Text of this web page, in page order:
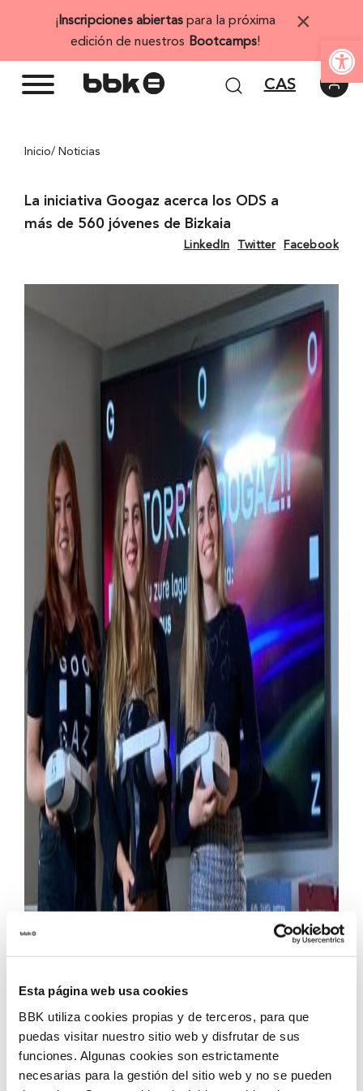
Abrir
Esta página web usa cookies
BBK utiliza cookies propias y de terceros, para que
puedas visitar nuestro sitio web y disfrutar de sus
funciones. Algunas cookies son estrictamente
necesarias para la gestión del sitio web y no se pueden
¡ Inscripciones abiertas para la próxima
edición de nuestros Bootcamps!
×
CAS
Inicio/ Noticias
La iniciativa Googaz acerca los ODS a
más de 560 jóvenes de Bizkaia
LinkedIn Twitter Facebook
2030 y los ODS con su quinta edició
jóvenes de Bizkaia
. Googaz, iniciativa impulsada
por BBK Kuna, Diputación Foral de Bizkaia,
Virtualware y Stay Bigel, es “un movimiento creado
por milennials inconformistas que buscamotivar a